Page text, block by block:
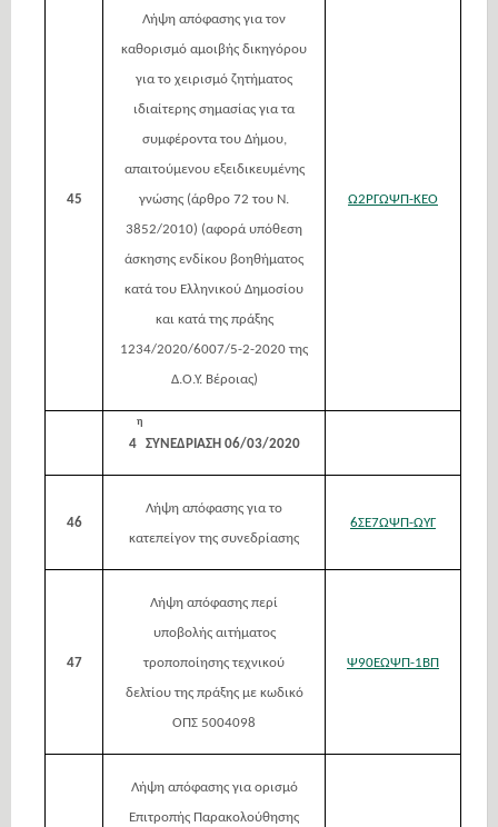
45
Λήψη απόφασης για τον
καθορισμό αμοιβής δικηγόρου
για το χειρισμό ζητήματος
ιδιαίτερης σημασίας για τα
συμφέροντα του Δήμου,
απαιτούμενου εξειδικευμένης
γνώσης (άρθρο 72 του Ν.
3852/2010) (αφορά υπόθεση
άσκησης ενδίκου βοηθήματος
κατά του Ελληνικού Δημοσίου
και κατά της πράξης
1234/2020/6007/5-2-2020 της
Δ.Ο.Υ. Βέροιας)
Ω2ΡΓΩΨΠ-ΚΕΟ
4
η
ΣΥΝΕΔΡΙΑΣΗ 06/03/2020
46
Λήψη απόφασης για το
κατεπείγον της συνεδρίασης
6ΣΕ7ΩΨΠ-ΩΥΓ
47
Λήψη απόφασης περί
υποβολής αιτήματος
τροποποίησης τεχνικού
δελτίου της πράξης με κωδικό
ΟΠΣ 5004098
Ψ90ΕΩΨΠ-1ΒΠ
Λήψη απόφασης για ορισμό
Επιτροπής Παρακολούθησης